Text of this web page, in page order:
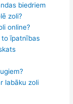
biedriem
zoli?
online?
to īpatnības
labāku zoli